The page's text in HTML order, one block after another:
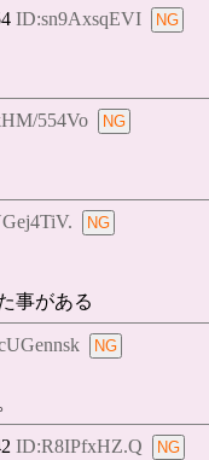
ID:sn9AxsqEVI
554Vo
事がある
ID:R8IPfxHZ.Q